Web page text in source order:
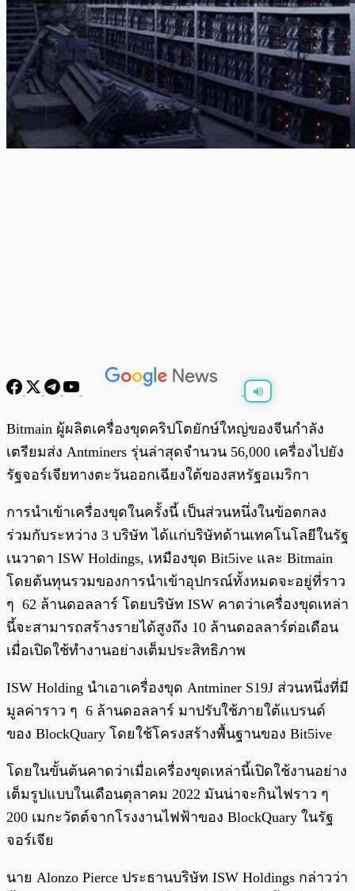
พร้อมเล่น 0:00 / 0:00
Bitmain ผู้ผลิตเครื่องขุดคริปโตยักษ์ใหญ่ของจีนกำลัง
เตรียมส่ง Antminers รุ่นล่าสุดจำนวน 56,000 เครื่องไปยัง
รัฐจอร์เจียทางตะวันออกเฉียงใต้ของสหรัฐอเมริกา
การนำเข้าเครื่องขุดในครั้งนี้ เป็นส่วนหนึ่งในข้อตกลง
ร่วมกับระหว่าง 3 บริษัท ได้แก่บริษัทด้านเทคโนโลยีในรัฐ
เนวาดา ISW Holdings, เหมืองขุด Bit5ive และ Bitmain
โดยต้นทุนรวมของการนำเข้าอุปกรณ์ทั้งหมดจะอยู่ที่ราว
ๆ 62 ล้านดอลลาร์ โดยบริษัท ISW คาดว่าเครื่องขุดเหล่า
นี้จะสามารถสร้างรายได้สูงถึง 10 ล้านดอลลาร์ต่อเดือน
เมื่อเปิดใช้ทำงานอย่างเต็มประสิทธิภาพ
ISW Holding นำเอาเครื่องขุด Antminer S19J ส่วนหนึ่งที่มี
มูลค่าราว ๆ 6 ล้านดอลลาร์ มาปรับใช้ภายใต้แบรนด์
ของ BlockQuary โดยใช้โครงสร้างพื้นฐานของ Bit5ive
โดยในขั้นต้นคาดว่าเมื่อเครื่องขุดเหล่านี้เปิดใช้งานอย่าง
เต็มรูปแบบในเดือนตุลาคม 2022 มันน่าจะกินไฟราว ๆ
200 เมกะวัตต์จากโรงงานไฟฟ้าของ BlockQuary ในรัฐ
จอร์เจีย
นาย Alonzo Pierce ประธานบริษัท ISW Holdings กล่าวว่า